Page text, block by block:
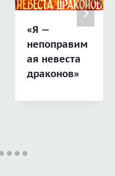
«Я —
непоправим
ая невеста
драконов»